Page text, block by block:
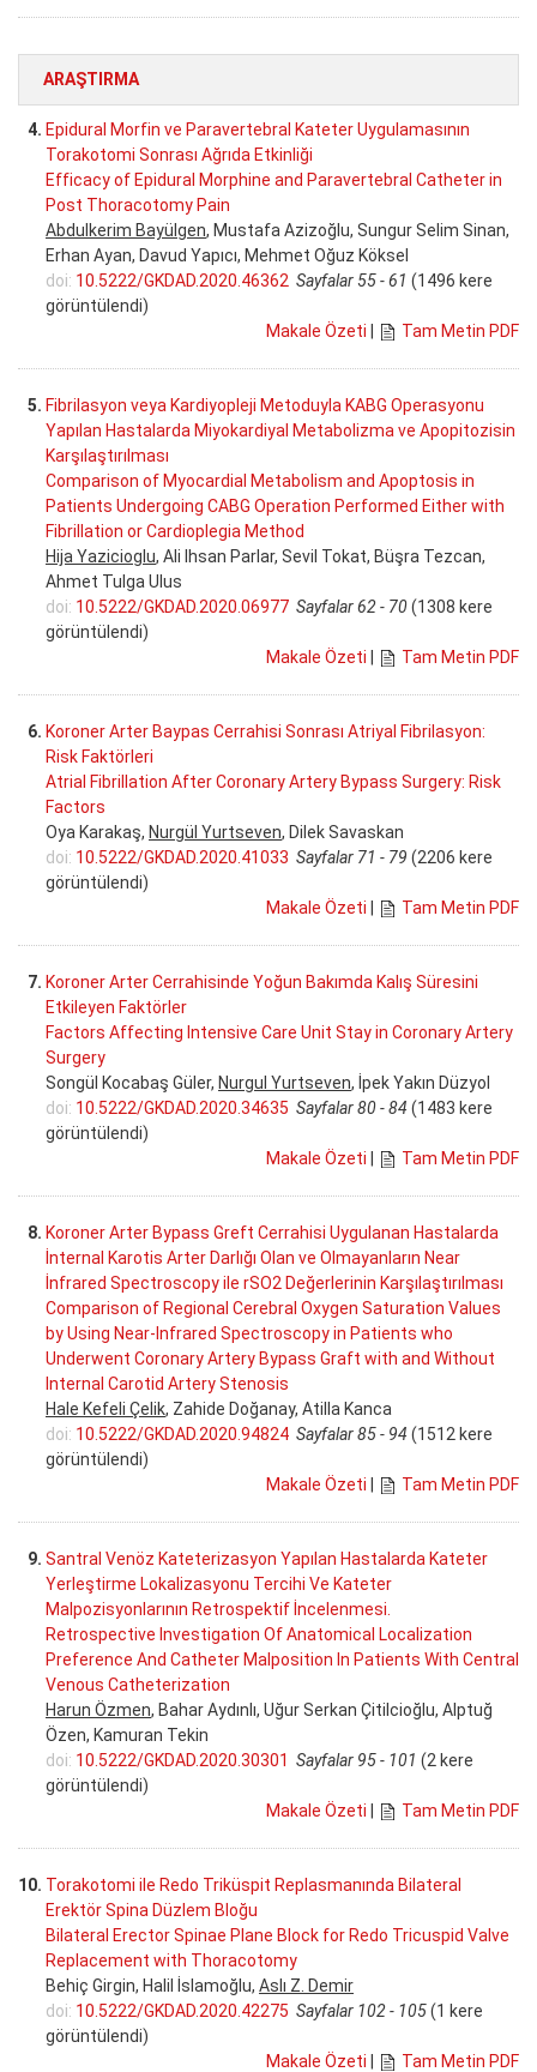
ARAŞTIRMA
4. Epidural Morfin ve Paravertebral Kateter Uygulamasının
Torakotomi Sonrası Ağrıda Etkinliği
Efficacy of Epidural Morphine and Paravertebral Catheter in
Post Thoracotomy Pain
Abdulkerim Bayülgen, Mustafa Azizoğlu, Sungur Selim Sinan,
Erhan Ayan, Davud Yapıcı, Mehmet Oğuz Köksel
doi: 10.5222/GKDAD.2020.46362 Sayfalar 55 - 61 (1496 kere
görüntülendi)
Makale Özeti | Tam Metin PDF
5. Fibrilasyon veya Kardiyopleji Metoduyla KABG Operasyonu
Yapılan Hastalarda Miyokardiyal Metabolizma ve Apopitozisin
Karşılaştırılması
Comparison of Myocardial Metabolism and Apoptosis in
Patients Undergoing CABG Operation Performed Either with
Fibrillation or Cardioplegia Method
Hija Yazicioglu, Ali Ihsan Parlar, Sevil Tokat, Büşra Tezcan,
Ahmet Tulga Ulus
doi: 10.5222/GKDAD.2020.06977 Sayfalar 62 - 70(1308 kere
görüntülendi)
Makale Özeti | Tam Metin PDF
6. Koroner Arter Baypas Cerrahisi Sonrası Atriyal Fibrilasyon:
Risk Faktörleri
Atrial Fibrillation After Coronary Artery Bypass Surgery: Risk
Factors
Oya Karakaş, Nurgül Yurtseven, Dilek Savaskan
doi: 10.5222/GKDAD.2020.41033 Sayfalar 71 - 79 (2206 kere
görüntülendi)
Makale Özeti | Tam Metin PDF
7. Koroner Arter Cerrahisinde Yoğun Bakımda Kalış Süresini
Etkileyen Faktörler
Factors Affecting Intensive Care Unit Stay in Coronary Artery
Surgery
Songül Kocabaş Güler, Nurgul Yurtseven, İpek Yakın Düzyol
doi: 10.5222/GKDAD.2020.34635 Sayfalar 80 - 84 (1483 kere
görüntülendi)
Makale Özeti | Tam Metin PDF
8. Koroner Arter Bypass Greft Cerrahisi Uygulanan Hastalarda
İnternal Karotis Arter Darlığı Olan ve Olmayanların Near
İnfrared Spectroscopy ile rSO2 Değerlerinin Karşılaştırılması
Comparison of Regional Cerebral Oxygen Saturation Values
by Using Near-Infrared Spectroscopy in Patients who
Underwent Coronary Artery Bypass Graft with and Without
Internal Carotid Artery Stenosis
Hale Kefeli Çelik, Zahide Doğanay, Atilla Kanca
doi: 10.5222/GKDAD.2020.94824 Sayfalar 85 - 94 (1512 kere
görüntülendi)
Makale Özeti | Tam Metin PDF
9. Santral Venöz Kateterizasyon Yapılan Hastalarda Kateter
Yerleştirme Lokalizasyonu Tercihi Ve Kateter
Malpozisyonlarının Retrospektif İncelenmesi.
Retrospective Investigation Of Anatomical Localization
Preference And Catheter Malposition In Patients With Central
Venous Catheterization
Harun Özmen, Bahar Aydınlı, Uğur Serkan Çitilcioğlu, Alptuğ
Özen, Kamuran Tekin
doi: 10.5222/GKDAD.2020.30301 Sayfalar 95 - 101 (2 kere
görüntülendi)
Makale Özeti | Tam Metin PDF
10. Torakotomi ile Redo Triküspit Replasmanında Bilateral
Erektör Spina Düzlem Bloğu
Bilateral Erector Spinae Plane Block for Redo Tricuspid Valve
Replacement with Thoracotomy
Behiç Girgin, Halil İslamoğlu, Aslı Z. Demir
doi: 10.5222/GKDAD.2020.42275 Sayfalar 102 - 105(1 kere
görüntülendi)
Makale Özeti | Tam Metin PDF